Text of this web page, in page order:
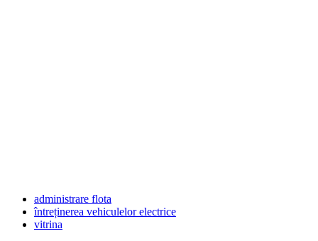
administrare flota
întreținerea vehiculelor electrice
vitrina